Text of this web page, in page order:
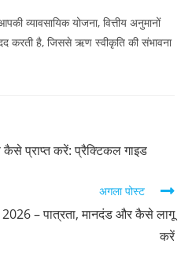
व्यावसायिक योजना, वित्तीय अनुमानों
करती है, जिससे ऋण स्वीकृति की संभावना
प्राप्त करें: प्रैक्टिकल गाइड
अगला पोस्ट
2026 – पात्रता, मानदंड और कैसे लागू
करें